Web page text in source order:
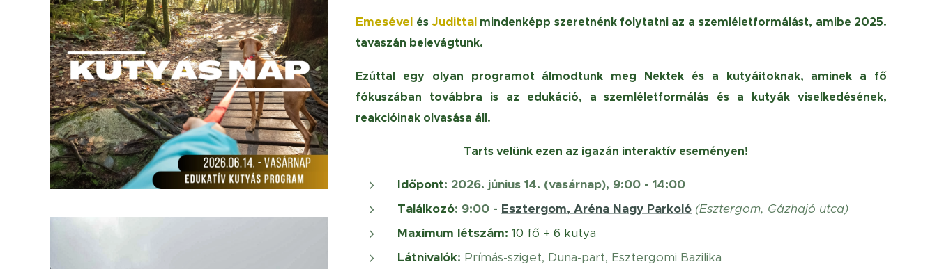
Emesével ésJudittalmindenképp szeretnénk folytatni az a szemléletformálást, amibe 2025.
tavaszán belevágtunk.
Ezúttal egy olyan programot álmodtunk meg Nektek és a kutyáitoknak, aminek a fő
fókuszában továbbra is az edukáció, a szemléletformálás és a kutyák viselkedésének,
reakcióinak olvasása áll.
Tarts velünk ezen az igazán interaktív eseményen! 🐾💚
Időpont: 2026. június 14. (vasárnap), 9:00 - 14:00
Találkozó: 9:00 - Esztergom, Aréna Nagy Parkoló (Esztergom, Gázhajó utca)
Maximum létszám:10 fő + 6 kutya
Látnivalók: Prímás-sziget, Duna-part, Esztergomi Bazilika